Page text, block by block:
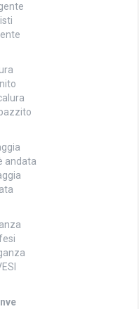
andata